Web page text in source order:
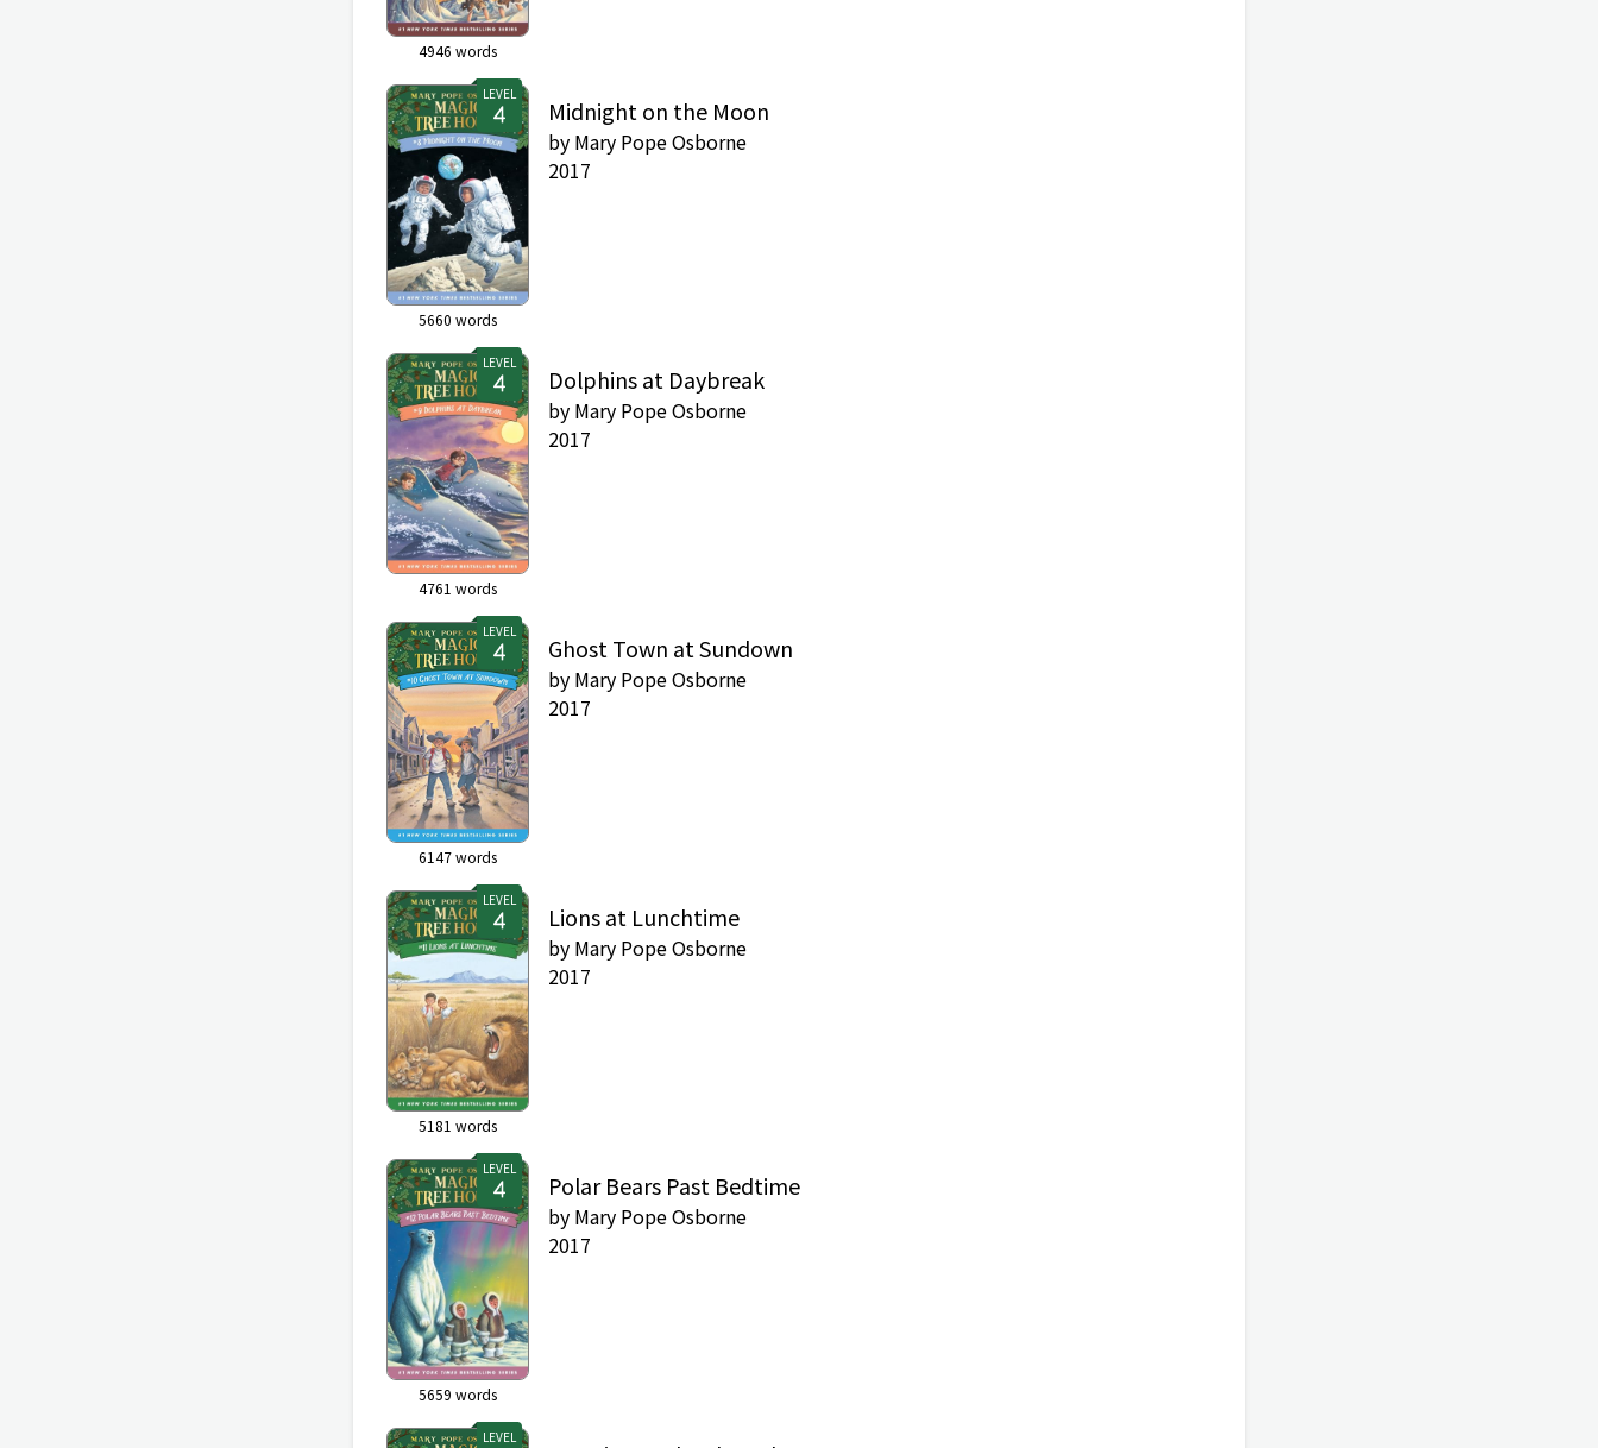
4946 words
LEVEL
5660 words
Midnight on the Moon
by Mary Pope Osborne
2017
LEVEL
4761 words
Dolphins at Daybreak
by Mary Pope Osborne
2017
LEVEL
6147words
Ghost Town at Sundown
by Mary Pope Osborne
2017
LEVEL
5181 words
Lions at Lunchtime
by Mary Pope Osborne
2017
LEVEL
5659 words
Polar Bears Past Bedtime
by Mary Pope Osborne
2017
LEVEL